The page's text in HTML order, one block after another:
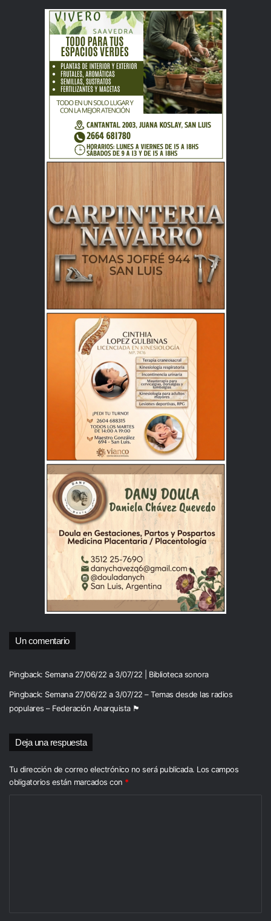
Un comentario
Pingback: Semana 27/06/22 a 3/07/22 | Biblioteca sonora
Pingback: Semana 27/06/22 a 3/07/22 – Temas desde las radios
populares – Federación Anarquista 🏴
Deja una respuesta
Tu dirección de correo electrónico no será publicada. Los campos
obligatorios están marcados con *